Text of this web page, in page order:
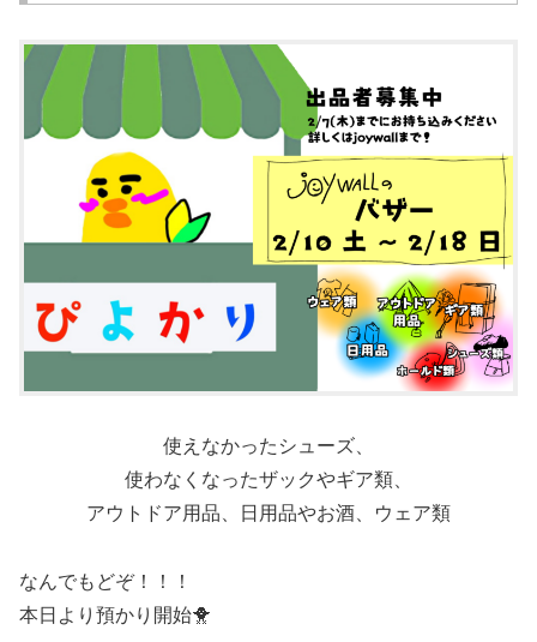
使えなかったシューズ、
使わなくなったザックやギア類、
アウトドア用品、日用品やお酒、ウェア類
なんでもどぞ！！！
本日より預かり開始🐥